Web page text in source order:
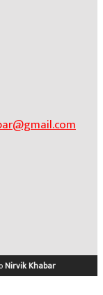
Nirvik Khabar